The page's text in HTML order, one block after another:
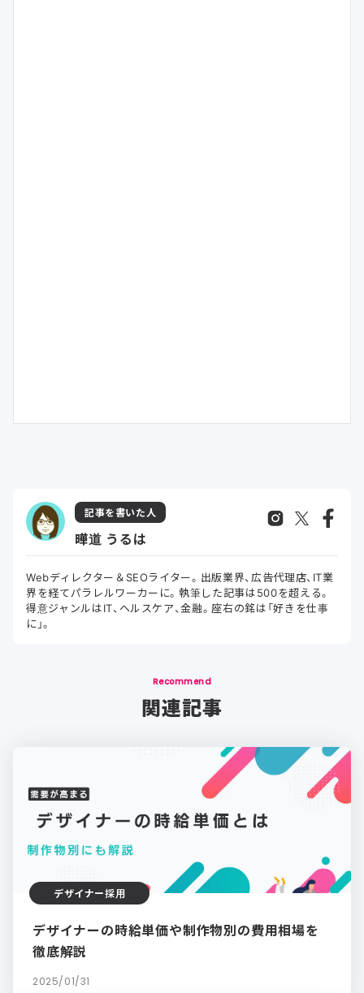
記事を書いた人
曄道 うるは
Webディレクター＆SEOライター。出版業界、広告代理店、IT業
界を経てパラレルワーカーに。執筆した記事は500を超える。
得意ジャンルはIT、ヘルスケア、金融。座右の銘は「好きを仕事
に」。
Recommend
関連記事
デザイナー採用
デザイナーの時給単価や制作物別の費用相場を
徹底解説
2025/01/31